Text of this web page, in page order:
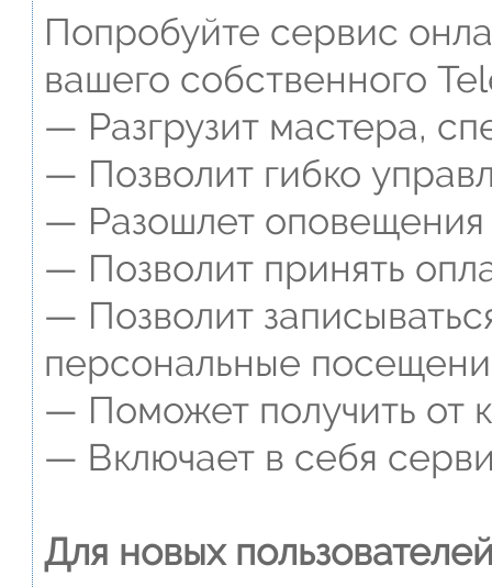
Попробуйте сервис
вашего собственного
— Разгрузит мастера,
— Позволит гибко
— Разошлет оповещения
— Позволит принять
— Позволит
персональные
— Поможет получить от
— Включает в себя
Для новых